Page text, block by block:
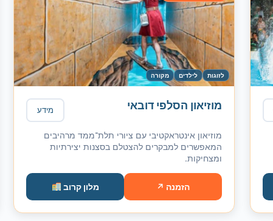
לזוגות לילדים מקורה
מוזיאון הסלפי דובאי מידע
מוזיאון אינטראקטיבי עם ציורי תלת־ממד מרהיבים
המאפשרים למבקרים להצטלם בסצנות יצירתיות
ומצחיקות.
הזמנה ↗ מלון קרוב